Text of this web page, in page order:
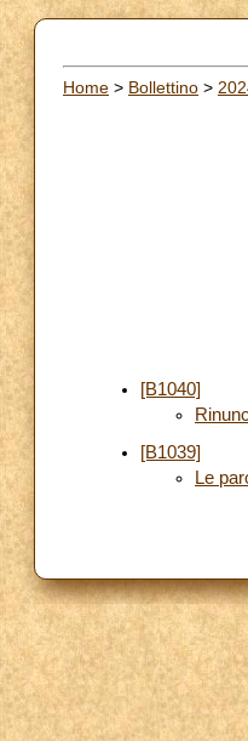
Home > Bollettino >
[B1040]
[B1039]
Le